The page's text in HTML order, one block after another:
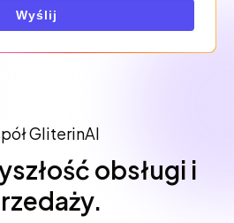
Wyślij
GliterinAI
obsługi i